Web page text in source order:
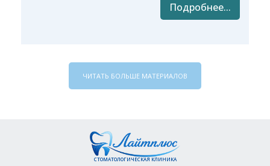
Подробнее...
ЧИТАТЬ БОЛЬШЕ МАТЕРИАЛОВ
СТОМАТОЛОГИЧЕСКАЯ КЛИНИКА